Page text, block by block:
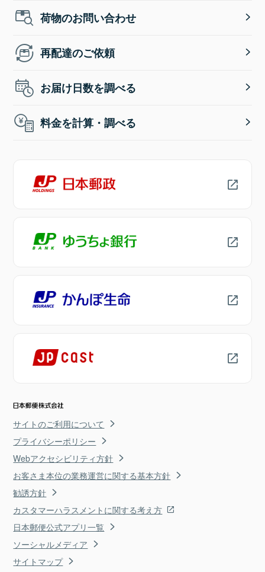
荷物のお問い合わせ
再配達のご依頼
お届け日数を調べる
料金を計算・調べる
サイトのご利用について
プライバシーポリシー
Webアクセシビリティ方針
お客さま本位の業務運営に関する基本方針
勧誘方針
カスタマーハラスメントに関する考え方
日本郵便公式アプリ一覧
ソーシャルメディア
サイトマップ